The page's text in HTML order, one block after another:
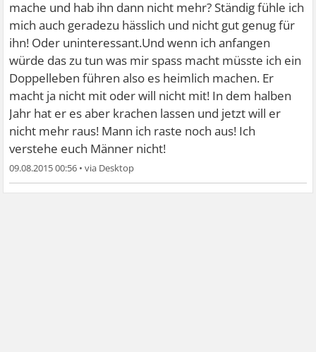
mache und hab ihn dann nicht mehr? Ständig fühle ich
mich auch geradezu hässlich und nicht gut genug für
ihn! Oder uninteressant.Und wenn ich anfangen
würde das zu tun was mir spass macht müsste ich ein
Doppelleben führen also es heimlich machen. Er
macht ja nicht mit oder will nicht mit! In dem halben
Jahr hat er es aber krachen lassen und jetzt will er
nicht mehr raus! Mann ich raste noch aus! Ich
verstehe euch Männer nicht!
09.08.2015 00:56 •